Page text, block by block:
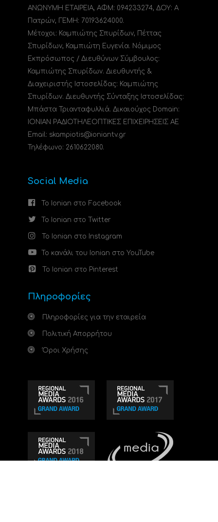
ΑΝΩΝΥΜΗ ΕΤΑΙΡΕΙΑ, ΑΦΜ: 094233274, ΔΟΥ: A
Πατρών, ΓΕΜΗ: 70193624000.
Μέτοχοι: Καμπιώτης Σπυρίδων, Πέττας
Σπυρίδων, Καμπιώτη Ευγενία. Νόμιμος
Εκπρόσωπος / Διευθύνων Σύμβουλος:
Καμπιώτης Σπυρίδων. Διευθυντής &
Διαχειριστής Ιστοσελίδας: Καμπιώτης
Σπυρίδων. Διευθυντής Σύνταξης Ιστοσελίδας:
Μπάστα Τριανταφυλλιά. Δικαιούχος Domain:
ΙΟΝΙΑΝ ΡΑΔΙΟΤΗΛΕΟΠΤΙΚΕΣ ΕΠΙΧΕΙΡΗΣΕΙΣ ΑΕ
Email: skampiotis@ioniantv.gr
Τηλέφωνο: 2610622080.
Social Media
Το Ionian στο Facebook
Το Ionian στο Twitter
Το Ionian στο Instagram
Το κανάλι του Ionian στο YouTube
Το Ionian στο Pinterest
Πληροφορίες
Πληροφορίες για την εταιρεία
Πολιτική Απορρήτου
Όροι Χρήσης